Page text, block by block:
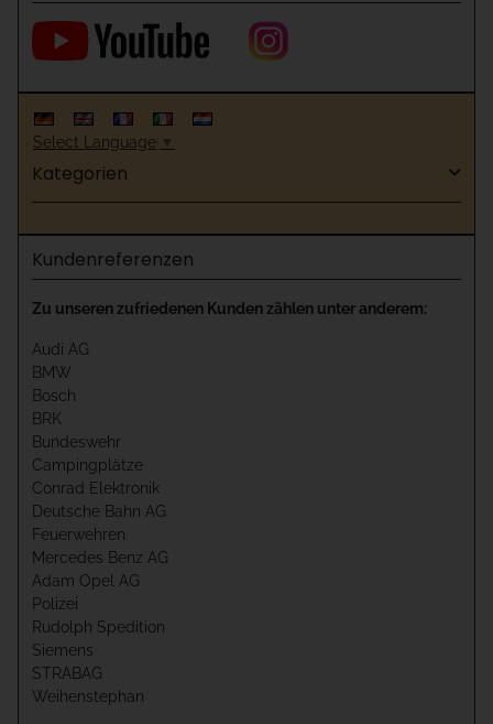
Select Language ▼
Kategorien
Kundenreferenzen
Zu unseren zufriedenen Kunden zählen unter anderem:
Audi AG
BMW
Bosch
BRK
Bundeswehr
Campingplätze
Conrad Elektronik
Deutsche Bahn AG
Feuerwehren
Mercedes Benz AG
Adam Opel AG
Polizei
Rudolph Spedition
Siemens
STRABAG
Weihenstephan